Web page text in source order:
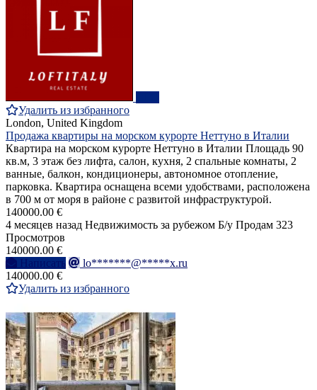
Удалить из избранного
London, United Kingdom
Продажа квартиры на морском курорте Неттуно в Италии
Квартира на морском курорте Неттуно в Италии Площадь 90
кв.м, 3 этаж без лифта, салон, кухня, 2 спальные комнаты, 2
ванные, балкон, кондиционеры, автономное отопление,
парковка. Квартира оснащена всеми удобствами, расположена
в 700 м от моря в районе с развитой инфраструктурой.
140000.00 €
4 месяцев назад Недвижимость за рубежом Б/у Продам 323
Просмотров
140000.00 €
Написать
lo*******@*****x.ru
140000.00 €
Удалить из избранного